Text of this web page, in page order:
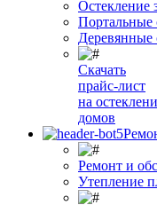
Остекление
Портальные
Деревянные
Скачать
прайс-лист
на
домов
Ремонт и
Утепление